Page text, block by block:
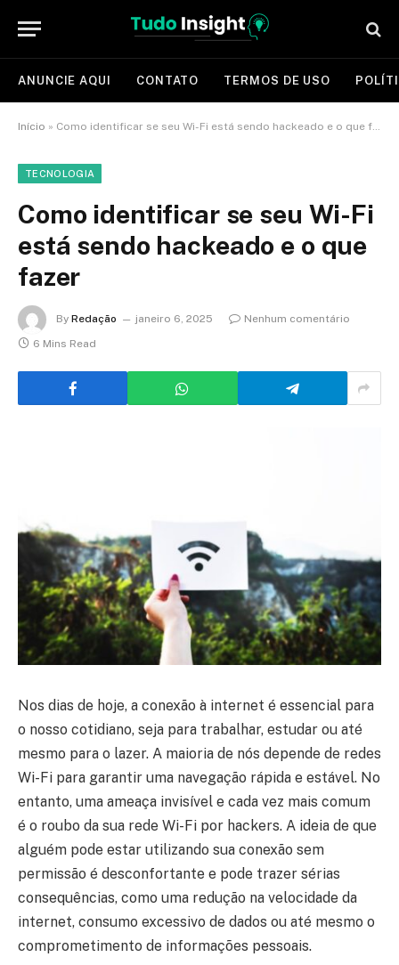
ANUNCIE AQUI CONTATO TERMOS DE USO
Início » Como identificar se seu Wi-Fi está sendo hackeado e o que fazer
TECNOLOGIA
Como identificar se seu Wi-Fi
está sendo hackeado e o que
fazer
By Redação janeiro 6, 2025
Nenhum comentário
6 Mins Read
Nos dias de hoje, a conexão à internet é essencial para
o nosso cotidiano, seja para trabalhar, estudar ou até
mesmo para o lazer. A maioria de nós depende de redes
Wi-Fi para garantir uma navegação rápida e estável. No
entanto, uma ameaça invisível e cada vez mais comum
é o roubo da sua rede Wi-Fi por hackers. A ideia de que
alguém pode estar utilizando sua conexão sem
permissão é desconfortante e pode trazer sérias
consequências, como uma redução na velocidade da
internet, consumo excessivo de dados ou até mesmo o
comprometimento de informações pessoais.